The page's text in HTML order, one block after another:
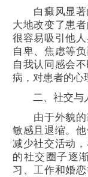
白癜风显著
大地改变了患
很容易吸引他
自卑、焦虑等
自我认同感会
病，对患者的心
二、社交与
由于外貌的
敏感且退缩。
减少社交活动
的社交圈子逐
习、工作和婚